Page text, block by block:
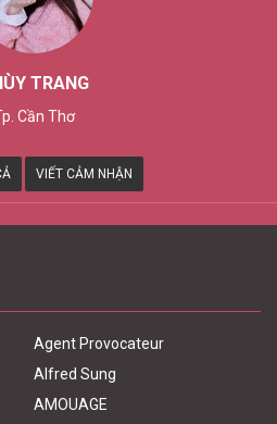
NGUYỄN VĂN HẢI
Bình Dương
VIẾT CẢM NHẬN
Agent Provocateur
Alfred Sung
AMOUAGE